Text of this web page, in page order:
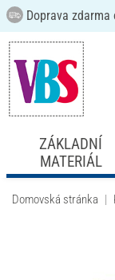
Doprava zdarma
ZÁKLADNÍ
MATERIÁL
Domovská stránka